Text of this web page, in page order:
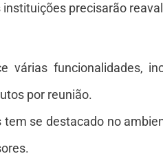
precisarão
várias funcionalidades,
por reunião.
tem se destacado no